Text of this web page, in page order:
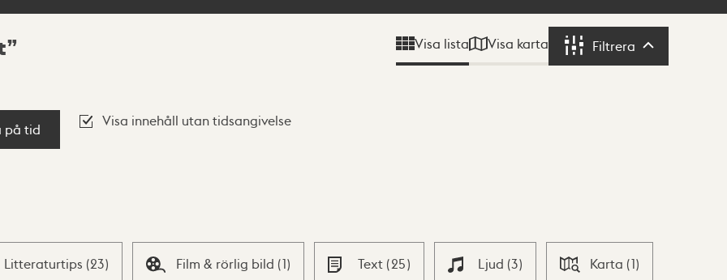
Visa lista Visa karta Filtrera Filtrera
på tid
Visa innehåll utan tidsangivelse
Litteraturtips (23) Film & rörlig bild (1) Text (25) Ljud (3) Karta (1)